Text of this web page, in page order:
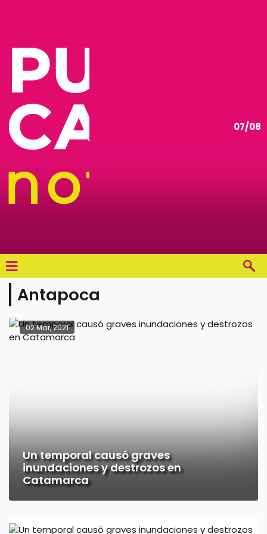
07/08
≡
Antapoca
02 Mar, 2021
Un temporal causó graves
inundaciones y destrozos en
Catamarca